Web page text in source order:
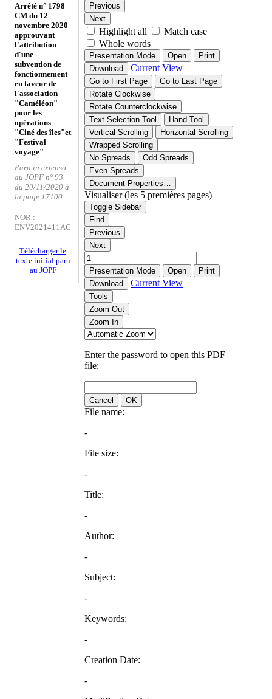
Arrêté n° 1798
CM du 12
novembre 2020
approuvant
l'attribution
d'une
subvention de
fonctionnement
en faveur de
l'association
"Caméléon"
pour les
opérations
"Ciné des îles"et
"Festival
voyage"
Paru in extenso
au JOPF n° 93
du 20/11/2020 à
la page 17100
NOR :
ENV2021411AC
Télécharger le
texte initial paru
au JOPF
Previous
Next
Highlight all
Match case
Whole words
Presentation Mode Open
Print
Download
Current View
Go to First Page
Go to Last Page
Rotate Clockwise
Rotate Counterclockwise
Text Selection Tool
Hand Tool
Vertical Scrolling
Horizontal Scrolling
Wrapped Scrolling
No Spreads
Odd Spreads
Even Spreads
Document Properties…
Visualiser (les 5 premières pages)
Toggle Sidebar
Find
Previous
Next
Presentation Mode Open
Print
Download
Current View
Tools
Zoom Out
Zoom In
Enter the password to open this PDF
file:
Cancel OK
File name:
-
File size:
-
Title:
-
Author:
-
Subject:
-
Keywords:
-
Creation Date:
-